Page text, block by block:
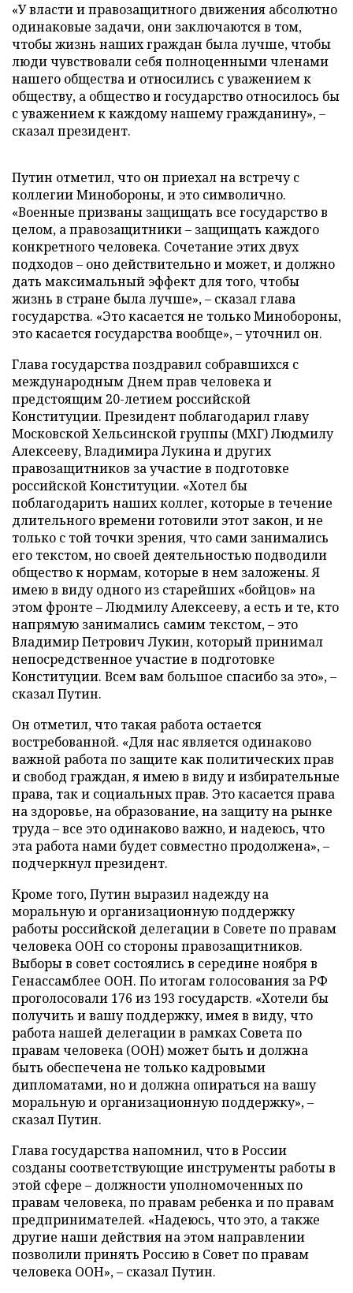
«У власти и правозащитного движения абсолютно
одинаковые задачи, они заключаются в том,
чтобы жизнь наших граждан была лучше, чтобы
люди чувствовали себя полноценными членами
нашего общества и относились с уважением к
обществу, а общество и государство относилось бы
с уважением к каждому нашему гражданину», –
сказал президент.
Путин отметил, что он приехал на встречу с
коллегии Минобороны, и это символично.
«Военные призваны защищать все государство в
целом, а правозащитники – защищать каждого
конкретного человека. Сочетание этих двух
подходов – оно действительно и может, и должно
дать максимальный эффект для того, чтобы
жизнь в стране была лучше», – сказал глава
государства. «Это касается не только Минобороны,
это касается государства вообще», – уточнил он.
Глава государства поздравил собравшихся с
международным Днем прав человека и
предстоящим 20-летием российской
Конституции. Президент поблагодарил главу
Московской Хельсинской группы (МХГ) Людмилу
Алексееву, Владимира Лукина и других
правозащитников за участие в подготовке
российской Конституции. «Хотел бы
поблагодарить наших коллег, которые в течение
длительного времени готовили этот закон, и не
только с той точки зрения, что сами занимались
его текстом, но своей деятельностью подводили
общество к нормам, которые в нем заложены. Я
имею в виду одного из старейших «бойцов» на
этом фронте – Людмилу Алексееву, а есть и те, кто
напрямую занимались самим текстом, – это
Владимир Петрович Лукин, который принимал
непосредственное участие в подготовке
Конституции. Всем вам большое спасибо за это», –
сказал Путин.
Он отметил, что такая работа остается
востребованной. «Для нас является одинаково
важной работа по защите как политических прав
и свобод граждан, я имею в виду и избирательные
права, так и социальных прав. Это касается права
на здоровье, на образование, на защиту на рынке
труда – все это одинаково важно, и надеюсь, что
эта работа нами будет совместно продолжена», –
подчеркнул президент.
Кроме того, Путин выразил надежду на
моральную и организационную поддержку
работы российской делегации в Совете по правам
человека ООН со стороны правозащитников.
Выборы в совет состоялись в середине ноября в
Генассамблее ООН. По итогам голосования за РФ
проголосовали 176 из 193 государств. «Хотели бы
получить и вашу поддержку, имея в виду, что
работа нашей делегации в рамках Совета по
правам человека (ООН) может быть и должна
быть обеспечена не только кадровыми
дипломатами, но и должна опираться на вашу
моральную и организационную поддержку», –
сказал Путин.
Глава государства напомнил, что в России
созданы соответствующие инструменты работы в
этой сфере – должности уполномоченных по
правам человека, по правам ребенка и по правам
предпринимателей. «Надеюсь, что это, а также
другие наши действия на этом направлении
позволили принять Россию в Совет по правам
человека ООН», – сказал Путин.